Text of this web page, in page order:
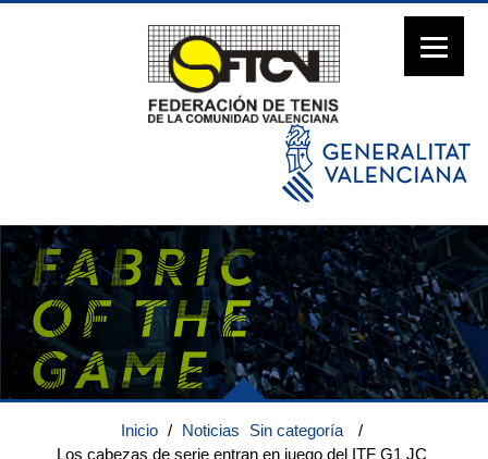
Inicio / Noticias Sin categoría
/
Los cabezas de serie entran en juego del ITF G1 JC